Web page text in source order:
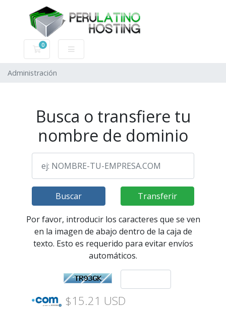
0
Carro de Pedidos
Administración
Busca o transfiere tu
nombre de dominio
Buscar Transferir
Por favor, introducir los caracteres que se ven
en la imagen de abajo dentro de la caja de
texto. Esto es requerido para evitar envíos
automáticos.
$15.21 USD